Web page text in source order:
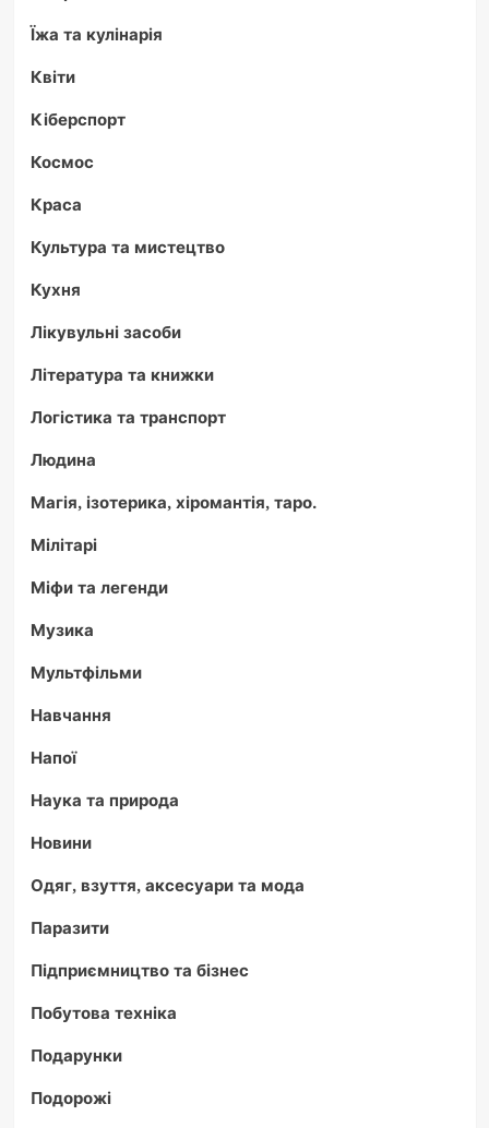
Їжа та кулінарія
Квіти
Кіберспорт
Космос
Краса
Культура та мистецтво
Кухня
Лікувульні засоби
Література та книжки
Логістика та транспорт
Людина
Магія, ізотерика, хіромантія, таро.
Мілітарі
Міфи та легенди
Музика
Мультфільми
Навчання
Напої
Наука та природа
Новини
Одяг, взуття, аксесуари та мода
Паразити
Підприємництво та бізнес
Побутова техніка
Подарунки
Подорожі